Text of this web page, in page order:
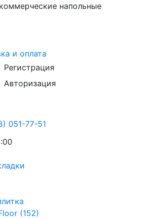
напольные
и оплата
Регистрация
Авторизация
051-77-51
(152)